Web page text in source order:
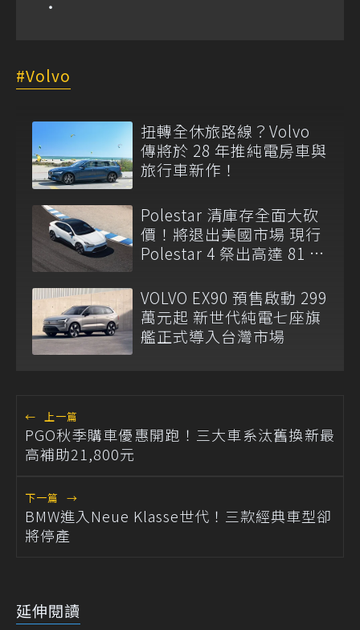
Volvo
扭轉全休旅路線？Volvo
傳將於 28 年推純電房車與
旅行車新作！
Polestar 清庫存全面大砍
價！將退出美國市場 現行
Polestar 4 祭出高達 81 萬
VOLVO EX90 預售啟動 299
萬元起 新世代純電七座旗
艦正式導入台灣市場
← 上一篇
PGO秋季購車優惠開跑！三大車系汰舊換新最
高補助21,800元
下一篇 →
BMW進入Neue Klasse世代！三款經典車型卻
將停產
延伸閱讀